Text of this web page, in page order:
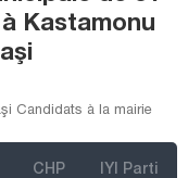
Kastamonu
Candidats à la mairie
CHP IYI Parti